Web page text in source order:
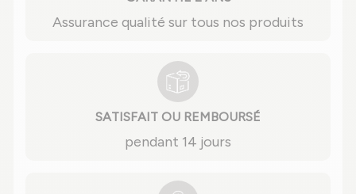
Assurance qualité sur tous nos produits
SATISFAIT OU REMBOURSÉ
pendant 14 jours